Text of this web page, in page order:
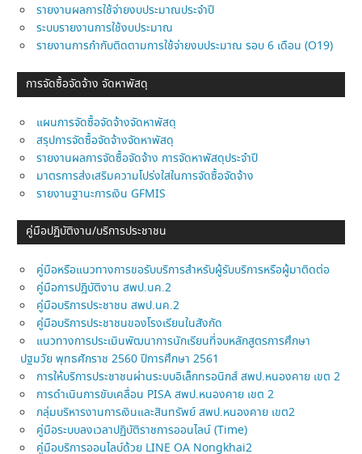
รายงานผลการใช้จ่ายงบประมาณประจำปี
ระบบรายงานการใช้งบประมาณ
รายงานการกำกับติดตามการใช้จ่ายงบประมาณ รอบ 6 เดือน (O19)
การจัดซื้อจัดจ้าง จัดหาพัสดุ
แผนการจัดซื้อจัดจ้างจัดหาพัสดุ
สรุปการจัดซื้อจัดจ้างจัดหาพัสดุ
รายงานผลการจัดซื้อจัดจ้าง การจัดหาพัสดุประจำปี
มาตรการส่งเสริมความโปร่งใสในการจัดซื้อจัดจ้าง
รายงานฐานะการเงิน GFMIS
คู่มือปฏิบัติงาน/บริการประชาชน
คู่มือหรือแนวทางการขอรับบริการสำหรับผู้รับบริการหรือผู้มาติดต่อ
คู่มือการปฏิบัติงาน สพป.นค.2
คู่มือบริการประชาชน สพป.นค.2
คู่มือบริการประชาชนของโรงเรียนในสังกัด
แนวทางการประเมินพัฒนาการนักเรียนที่จบหลักสูตรการศึกษา
ปฐมวัย พุทธศักราช 2560 ปีการศึกษา 2561
การให้บริการประชาชนผ่านระบบอิเล็กทรอนิกส์ สพป.หนองคาย เขต 2
การดำเนินการขับเคลื่อน PISA สพป.หนองคาย เขต 2
กลุ่มบริหารงานการเงินและสินทรัพย์ สพป.หนองคาย เขต2
คู่มือระบบลงเวลาปฏิบัติราชการออนไลน์ (Time)
คู่มือบริการออนไลบ์ด้วย LINE OA Nongkhai2